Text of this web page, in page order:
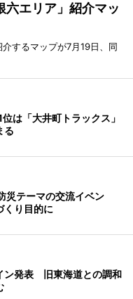
六エリア」紹介マッ
するマップが7月19日、同
は「大井町トラックス」
る
災テーマの交流イベン
くり目的に
ン発表 旧東海道との調和